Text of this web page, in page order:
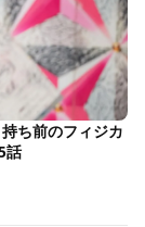
ち前のフィジカ
話